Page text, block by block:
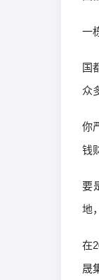
一
国
众
你
钱
要
地
在
晟